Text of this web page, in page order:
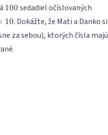
100
100 sedadiel očíslovaných
10. Dokážte, že Mati a Danko si
za sebou), ktorých čísla majú